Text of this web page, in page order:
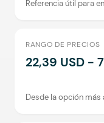
Referencia útil para
RANGO DE PRECIOS
22,39 USD -
Desde la opción